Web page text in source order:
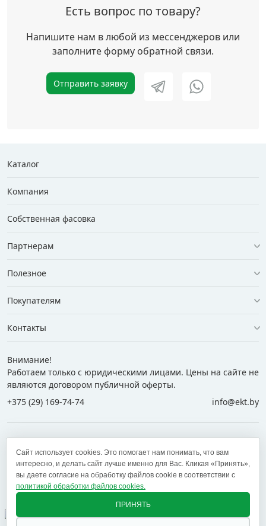
Есть вопрос по товару?
Напишите нам в любой из мессенджеров или
заполните форму обратной связи.
Отправить заявку
Каталог
Компания
Собственная фасовка
Партнерам
Полезное
Покупателям
Контакты
Внимание!
Работаем только с юридическими лицами. Цены на сайте не
являются договором публичной оферты.
+375 (29) 169-74-74
info@ekt.by
+375 (17) 269-74-74
zakaz@ekt.by
Оставить отзыв
Сайт использует cookies. Это помогает нам понимать, что вам
интересно, и делать сайт лучше именно для Вас. Кликая «Принять»,
вы даете согласие на обработку файлов cookie в соответствии с
политикой обработки файлов cookies.
ПРИНЯТЬ